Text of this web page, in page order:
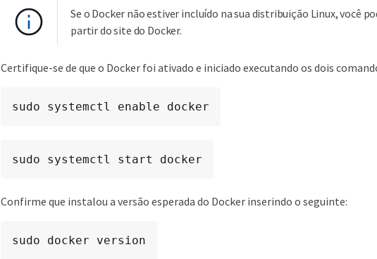
Se o Docker não estiver incluído na sua distribuição Linux, você
partir do site do Docker.
Certifique-se de que o Docker foi ativado e iniciado executando os dois
sudo systemctl enable docker
sudo systemctl start docker
Confirme que instalou a versão esperada do Docker inserindo o seguinte:
sudo docker version